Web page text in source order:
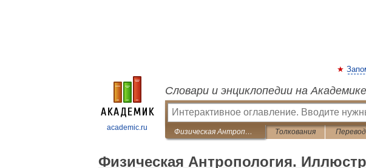
academic.ru
Словари и энциклопедии на Академике
Физическая Антропология. Иллюстрированный толковый словарь. Толкования
Физическая Антропология.